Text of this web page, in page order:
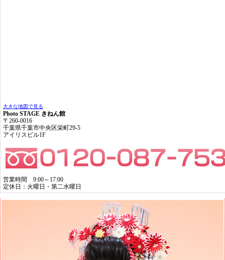
大きな地図で見る
Photo STAGE きねん館
〒260-0016
千葉県千葉市中央区栄町29-5
アイリスビル1F
営業時間 9:00～17:00
定休日：火曜日・第二水曜日